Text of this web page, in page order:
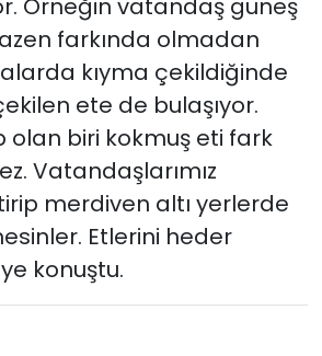
farkında olmadan
kıyma çekildiğinde
ete de bulaşıyor.
olan biri kokmuş eti fark
Vatandaşlarımız
merdiven altı yerlerde
Etlerini heder
konuştu.